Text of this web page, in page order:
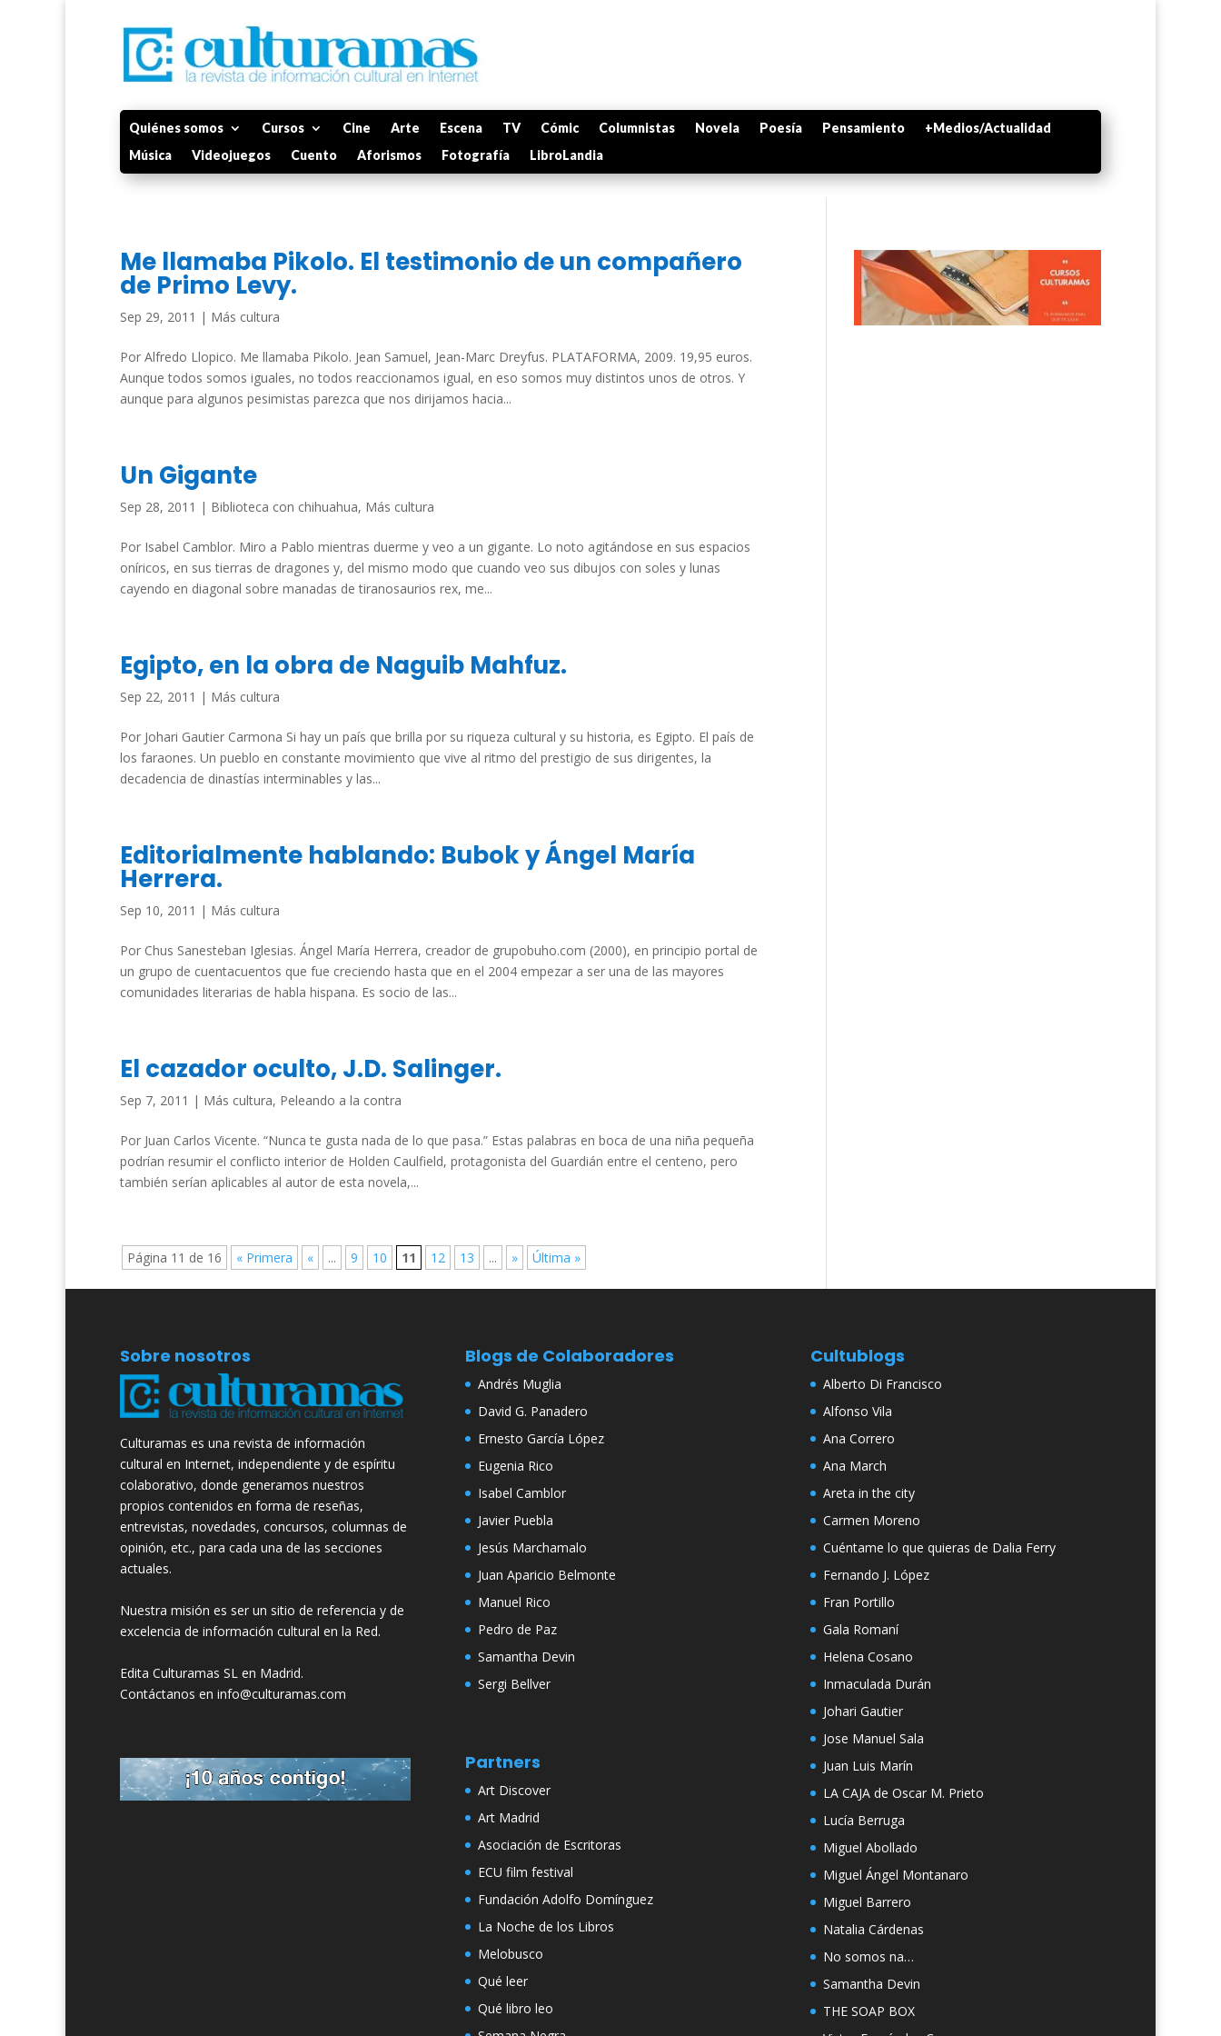
Quiénes somos Cursos Cine Arte Escena TV Cómic Columnistas Novela Poesía Pensamiento
+Medios/Actualidad
Música
Videojuegos Cuento Aforismos Fotografía LibroLandia
Me llamaba Pikolo. El testimonio de un compañero
de Primo Levy.
Sep 29, 2011 | Más cultura
Por Alfredo Llopico. Me llamaba Pikolo. Jean Samuel, Jean-Marc Dreyfus. PLATAFORMA, 2009. 19,95 euros.
Aunque todos somos iguales, no todos reaccionamos igual, en eso somos muy distintos unos de otros. Y
aunque para algunos pesimistas parezca que nos dirijamos hacia...
Un Gigante
Sep 28, 2011 | Biblioteca con chihuahua, Más cultura
Por Isabel Camblor. Miro a Pablo mientras duerme y veo a un gigante. Lo noto agitándose en sus espacios
oníricos, en sus tierras de dragones y, del mismo modo que cuando veo sus dibujos con soles y lunas
cayendo en diagonal sobre manadas de tiranosaurios rex, me...
Egipto, en la obra de Naguib Mahfuz.
Sep 22, 2011 | Más cultura
Por Johari Gautier Carmona Si hay un país que brilla por su riqueza cultural y su historia, es Egipto. El país de
los faraones. Un pueblo en constante movimiento que vive al ritmo del prestigio de sus dirigentes, la
decadencia de dinastías interminables y las...
Editorialmente hablando: Bubok y Ángel María
Herrera.
Sep 10, 2011 | Más cultura
Por Chus Sanesteban Iglesias. Ángel María Herrera, creador de grupobuho.com (2000), en principio portal de
un grupo de cuentacuentos que fue creciendo hasta que en el 2004 empezar a ser una de las mayores
comunidades literarias de habla hispana. Es socio de las...
El cazador oculto, J.D. Salinger.
Sep 7, 2011 | Más cultura, Peleando a la contra
Por Juan Carlos Vicente. “Nunca te gusta nada de lo que pasa.” Estas palabras en boca de una niña pequeña
podrían resumir el conflicto interior de Holden Caulfield, protagonista del Guardián entre el centeno, pero
también serían aplicables al autor de esta novela,...
Página 11 de 16 « Primera « ... 9 10 11 12 13 ... » Última »
Sobre nosotros
Culturamas es una revista de información
cultural en Internet, independiente y de espíritu
colaborativo, donde generamos nuestros
propios contenidos en forma de reseñas,
entrevistas, novedades, concursos, columnas de
opinión, etc., para cada una de las secciones
actuales.
Nuestra misión es ser un sitio de referencia y de
excelencia de información cultural en la Red.
Edita Culturamas SL en Madrid.
Contáctanos en info@culturamas.com
Blogs de Colaboradores
Andrés Muglia
David G. Panadero
Ernesto García López
Eugenia Rico
Isabel Camblor
Javier Puebla
Jesús Marchamalo
Juan Aparicio Belmonte
Manuel Rico
Pedro de Paz
Samantha Devin
Sergi Bellver
Partners
Art Discover
Art Madrid
Asociación de Escritoras
ECU film festival
Fundación Adolfo Domínguez
La Noche de los Libros
Melobusco
Qué leer
Qué libro leo
Cultublogs
Alberto Di Francisco
Alfonso Vila
Ana Correro
Ana March
Areta in the city
Carmen Moreno
Cuéntame lo que quieras de Dalia Ferry
Fernando J. López
Fran Portillo
Gala Romaní
Helena Cosano
Inmaculada Durán
Johari Gautier
Jose Manuel Sala
Juan Luis Marín
LA CAJA de Oscar M. Prieto
Lucía Berruga
Miguel Abollado
Miguel Ángel Montanaro
Miguel Barrero
Natalia Cárdenas
No somos na…
Samantha Devin
THE SOAP BOX